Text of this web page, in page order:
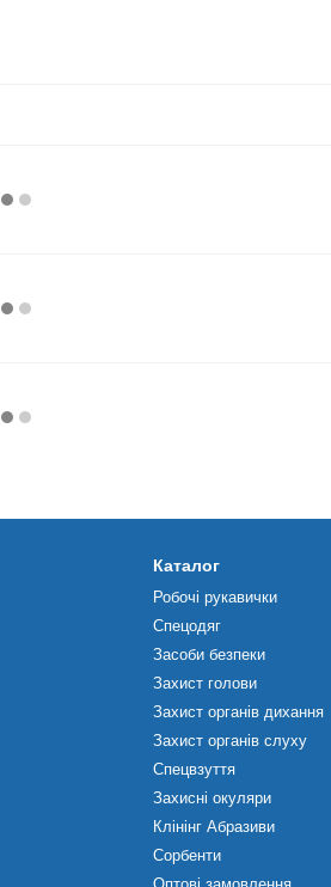
Каталог
Робочі рукавички
Спецодяг
Засоби безпеки
Захист голови
Захист органів дихання
Захист органів слуху
Спецвзуття
Захисні окуляри
Клінінг Абразиви
Сорбенти